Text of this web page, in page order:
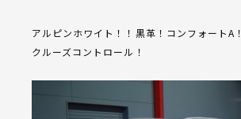
アルピンホワイト！！黒革！コンフォートA
クルーズコントロール！